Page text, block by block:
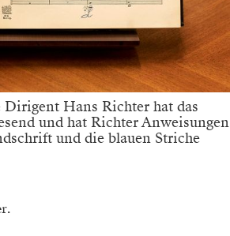
Dirigent Hans Richter hat das
und hat Richter Anweisungen
und die blauen Striche